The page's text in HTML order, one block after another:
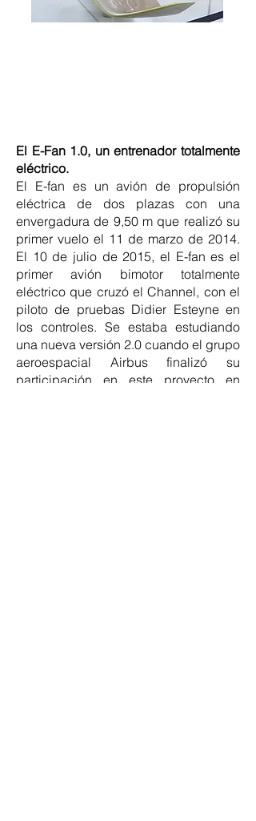
El E-Fan 1.0, un entrenador totalmente
eléctrico.
El E-fan es un avión de propulsión
eléctrica de dos plazas con una
envergadura de 9,50 m que realizó su
primer vuelo el 11 de marzo de 2014.
El 10 de julio de 2015, el E-fan es el
primer avión bimotor totalmente
eléctrico que cruzó el Channel, con el
piloto de pruebas Didier Esteyne en
los controles. Se estaba estudiando
una nueva versión 2.0 cuando el grupo
aeroespacial Airbus finalizó su
participación en este proyecto en